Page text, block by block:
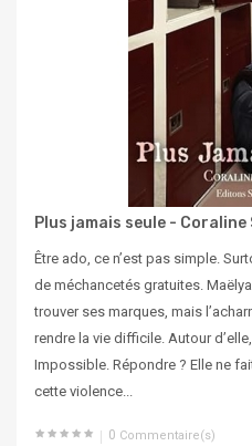
Plus jamais seule - Coraline
Être ado, ce n’est pas simple.
de méchancetés gratuites.
trouver ses marques, mais
rendre la vie difficile. Autour
Impossible. Répondre ? Elle ne
cette violence...
0 Commentaire(s)